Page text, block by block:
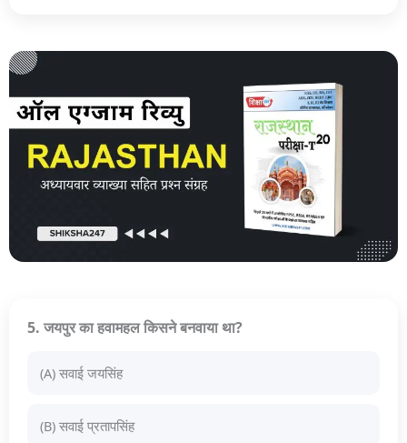
5. जयपुर का हवामहल किसने बनवाया था?
(A) सवाई जयसिंह
(B) सवाई प्रतापसिंह